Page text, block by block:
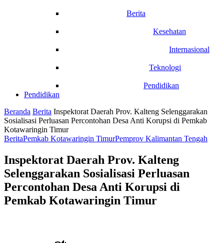
Berita
Kesehatan
Internasional
Teknologi
Pendidikan
Pendidikan
Beranda Berita Inspektorat Daerah Prov. Kalteng Selenggarakan
Sosialisasi Perluasan Percontohan Desa Anti Korupsi di Pemkab
Kotawaringin Timur
BeritaPemkab Kotawaringin TimurPemprov Kalimantan Tengah
Inspektorat Daerah Prov. Kalteng
Selenggarakan Sosialisasi Perluasan
Percontohan Desa Anti Korupsi di
Pemkab Kotawaringin Timur